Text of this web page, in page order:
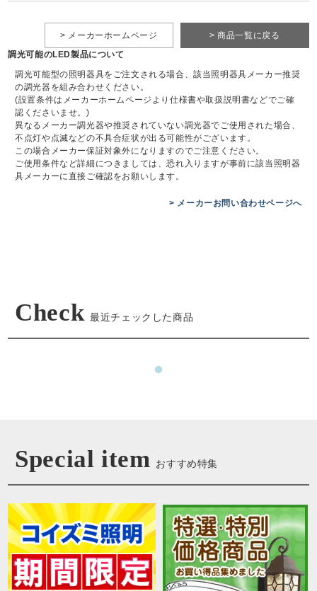
> 商品一覧に戻る
> メーカーホームページ
調光可能のLED製品について
調光可能型の照明器具をご注文される場合、該当照明器具メーカー推奨
の調光器を組み合わせください。
(設置条件はメーカーホームページより仕様書や取扱説明書などでご確
認くださいませ。)
異なるメーカー調光器や推奨されていない調光器でご使用された場合、
不点灯や点滅などの不具合症状が出る可能性がございます。
この場合メーカー保証対象外になりますのでご注意ください。
ご使用条件など詳細につきましては、恐れ入りますが事前に該当照明器
具メーカーに直接ご確認をお願いします。
> メーカーお問い合わせページへ
Check 最近チェックした商品
Special item おすすめ特集